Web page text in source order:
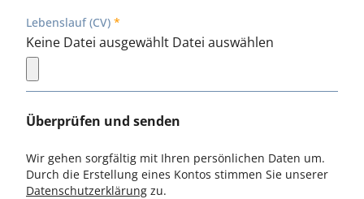
Lebenslauf (CV)
Keine Datei ausgewählt Datei auswählen
Überprüfen und senden
Wir gehen sorgfältig mit Ihren persönlichen Daten um.
Durch die Erstellung eines Kontos stimmen Sie unserer
Datenschutzerklärung zu.